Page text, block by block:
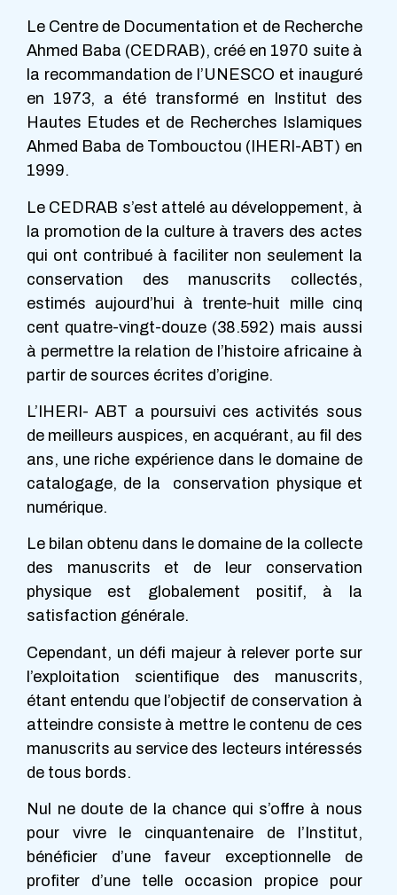
Le Centre de Documentation et de Recherche
Ahmed Baba (CEDRAB), créé en 1970 suite à
la recommandation de l’UNESCO et inauguré
en 1973, a été transformé en Institut des
Hautes Etudes et de Recherches Islamiques
Ahmed Baba de Tombouctou (IHERI-ABT) en
1999.
Le CEDRAB s’est attelé au développement, à
la promotion de la culture à travers des actes
qui ont contribué à faciliter non seulement la
conservation des manuscrits collectés,
estimés aujourd’hui à trente-huit mille cinq
cent quatre-vingt-douze (38.592) mais aussi
à permettre la relation de l’histoire africaine à
partir de sources écrites d’origine.
L’IHERI- ABT a poursuivi ces activités sous
de meilleurs auspices, en acquérant, au fil des
ans, une riche expérience dans le domaine de
catalogage, de la conservation physique et
numérique.
Le bilan obtenu dans le domaine de la collecte
des manuscrits et de leur conservation
physique est globalement positif, à la
satisfaction générale.
Cependant, un défi majeur à relever porte sur
l’exploitation scientifique des manuscrits,
étant entendu que l’objectif de conservation à
atteindre consiste à mettre le contenu de ces
manuscrits au service des lecteurs intéressés
de tous bords.
Nul ne doute de la chance qui s’offre à nous
pour vivre le cinquantenaire de l’Institut,
bénéficier d’une faveur exceptionnelle de
profiter d’une telle occasion propice pour